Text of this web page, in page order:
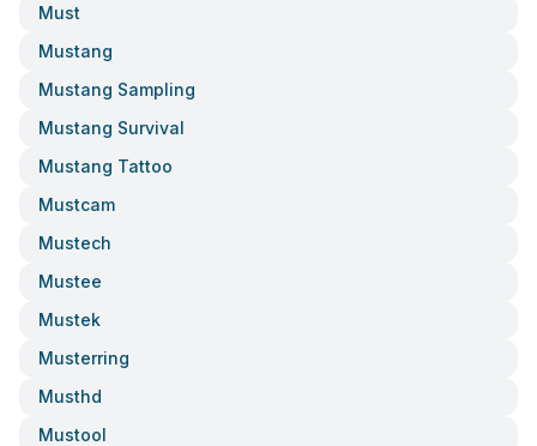
Must
Mustang
Mustang Sampling
Mustang Survival
Mustang Tattoo
Mustcam
Mustech
Mustee
Mustek
Musterring
Musthd
Mustool